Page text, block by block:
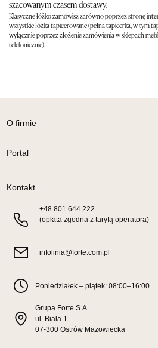
szacowanym czasem dostawy.
Klasyczne łóżko zamówisz zarówno poprzez stronę
wszystkie łóżka tapicerowane (pełna tapicerka, w tym
wyłącznie poprzez złożenie zamówienia w sklepach
telefonicznie).
O firmie
Portal
Kontakt
+48 801 644 222
(opłata zgodna z taryfą operatora)
infolinia@forte.com.pl
Poniedziałek – piątek: 08:00–16:00
Grupa Forte S.A.
ul. Biała 1
07-300 Ostrów Mazowiecka